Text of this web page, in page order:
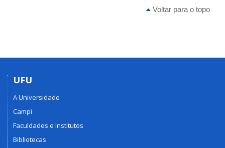
Voltar para o topo
UFU
A Universidade
Campi
Faculdades e Institutos
Bibliotecas